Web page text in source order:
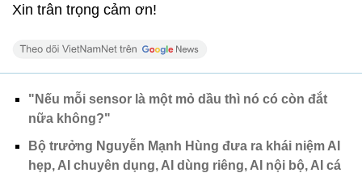
Xin trân trọng cảm ơn!
"Nếu mỗi sensor là một mỏ dầu thì nó có còn đắt
nữa không?"
Bộ trưởng Nguyễn Mạnh Hùng đưa ra khái niệm AI
hẹp, AI chuyên dụng, AI dùng riêng, AI nội bộ, AI cá